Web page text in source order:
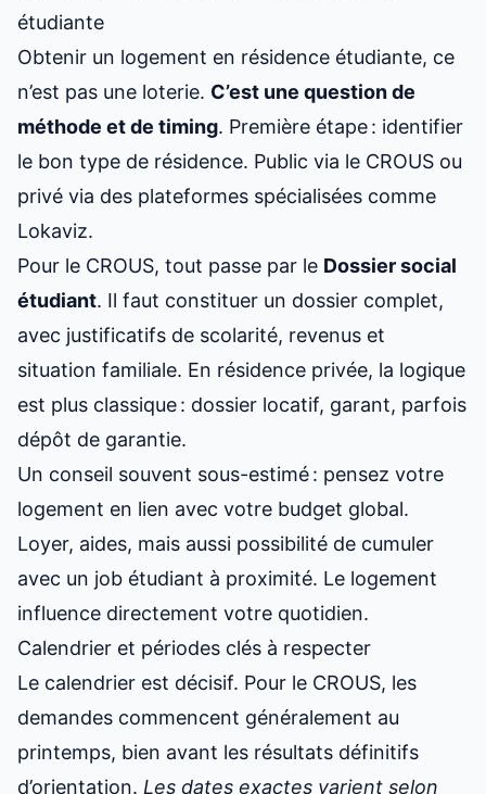
étudiante
Obtenir un logement en résidence étudiante, ce
n’est pas une loterie. C’est une question de
méthode et de timing. Première étape : identifier
le bon type de résidence. Public via le CROUS ou
privé via des plateformes spécialisées comme
Lokaviz.
Pour le CROUS, tout passe par le Dossier social
étudiant. Il faut constituer un dossier complet,
avec justificatifs de scolarité, revenus et
situation familiale. En résidence privée, la logique
est plus classique : dossier locatif, garant, parfois
dépôt de garantie.
Un conseil souvent sous-estimé : pensez votre
logement en lien avec votre budget global.
Loyer, aides, mais aussi possibilité de cumuler
avec un job étudiant à proximité. Le logement
influence directement votre quotidien.
Calendrier et périodes clés à respecter
Le calendrier est décisif. Pour le CROUS, les
demandes commencent généralement au
printemps, bien avant les résultats définitifs
d’orientation. Les dates exactes varient selon